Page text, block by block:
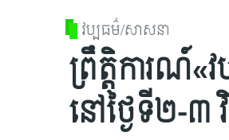
វប្បធម៌/សាសនា
ព្រឹត្តិការណ៍«
នៅថ្ងៃទី២-៣ វិ